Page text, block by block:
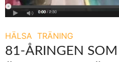
HÄLSA TRÄNING
81-ÅRINGEN